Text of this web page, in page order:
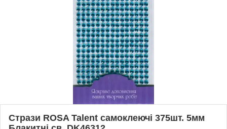
Стрази ROSA Talent самоклеючі 375шт. 5мм